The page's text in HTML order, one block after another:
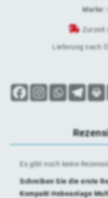
Marke:
Lieferung nach
Es gibt noch keine
Schreiben Sie die erste
Kompakt Hebeanlage